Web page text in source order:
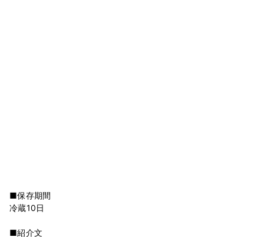
■保存期間
冷蔵10日
■紹介文